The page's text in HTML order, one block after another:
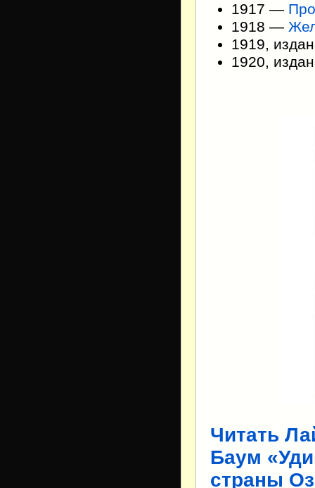
1917 —
1918 —
1919,
1920,
Читать
Баум
страны